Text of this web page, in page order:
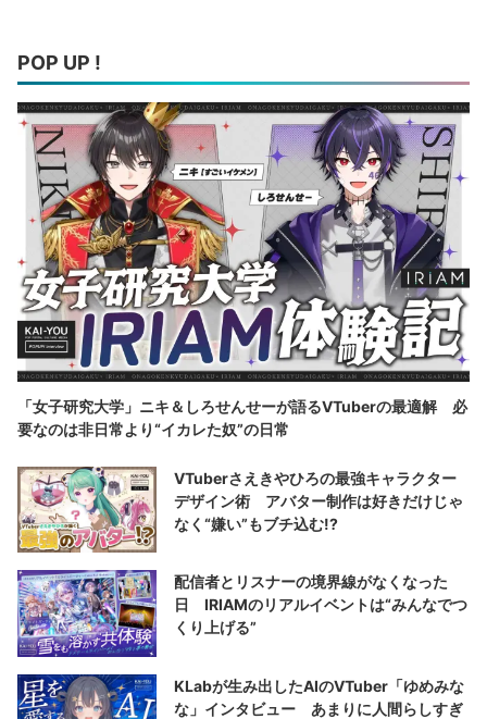
POP UP !
「女子研究大学」ニキ＆しろせんせーが語るVTuberの最適解 必
要なのは非日常より“イカレた奴”の日常
VTuberさえきやひろの最強キャラクター
デザイン術 アバター制作は好きだけじゃ
なく“嫌い”もブチ込む!?
配信者とリスナーの境界線がなくなった
日 IRIAMのリアルイベントは“みんなでつ
くり上げる”
KLabが生み出したAIのVTuber「ゆめみな
な」インタビュー あまりに人間らしすぎ